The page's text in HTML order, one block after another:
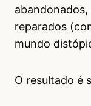
reparados
mundo
O resultado é